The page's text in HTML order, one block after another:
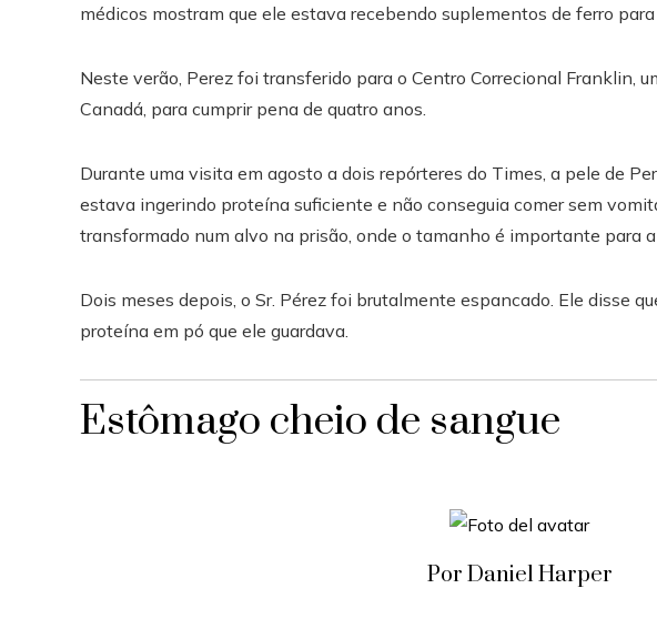
médicos mostram que ele estava recebendo suplementos de ferro para
Neste verão, Perez foi transferido para o Centro Correcional Franklin,
Canadá, para cumprir pena de quatro anos.
Durante uma visita em agosto a dois repórteres do Times, a pele de
estava ingerindo proteína suficiente e não conseguia comer sem
transformado num alvo na prisão, onde o tamanho é importante para a
Dois meses depois, o Sr. Pérez foi brutalmente espancado. Ele disse
proteína em pó que ele guardava.
Estômago cheio de sangue
Por Daniel Harper